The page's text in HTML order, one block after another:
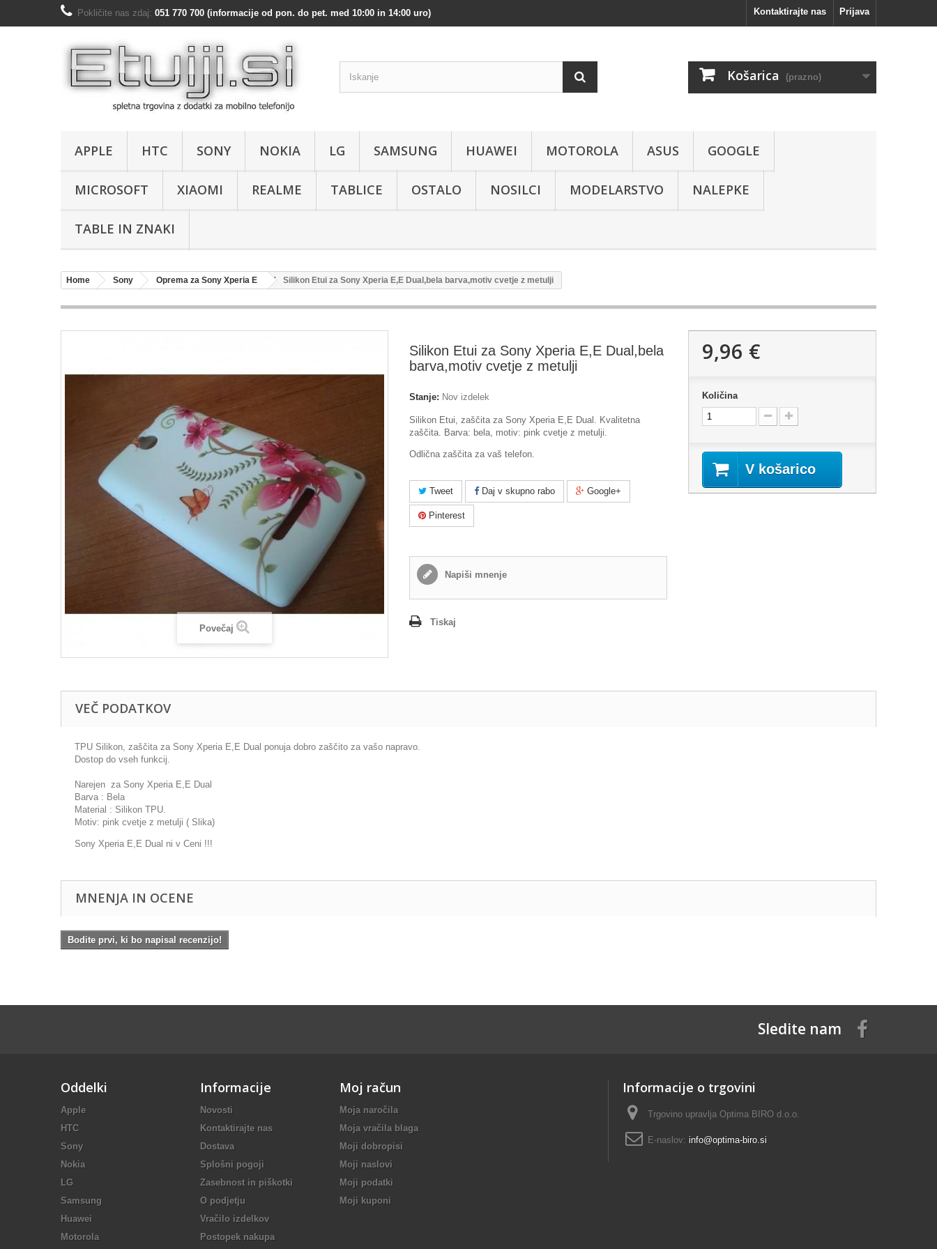
Prijava
Kontaktirajte nas
Pokličite nas zdaj: 051 770 700 (informacije od pon. do pet. med 10:00 in 14:00 uro)
Košarica (prazno)
APPLE HTC SONY NOKIA LG SAMSUNG HUAWEI MOTOROLA ASUS GOOGLE
MICROSOFT XIAOMI REALME TABLICE OSTALO NOSILCI MODELARSTVO NALEPKE
TABLE IN ZNAKI
Home Sony Oprema za Sony Xperia E Silikon Etui za Sony Xperia E,E Dual,bela barva,motiv cvetje z metulji
Povečaj
Silikon Etui za Sony Xperia E,E Dual,bela
barva,motiv cvetje z metulji
Stanje: Nov izdelek
Silikon Etui, zaščita za Sony Xperia E,E Dual. Kvalitetna
zaščita. Barva: bela, motiv: pink cvetje z metulji.
Odlična zaščita za vaš telefon.
Tweet Daj v skupno rabo Google+
Pinterest
Napiši mnenje
Tiskaj
9,96 €
Količina
V košarico
VEČ PODATKOV
TPU Silikon, zaščita za Sony Xperia E,E Dual ponuja dobro zaščito za vašo napravo.
Dostop do vseh funkcij.
Narejen za Sony Xperia E,E Dual
Barva : Bela
Material : Silikon TPU.
Motiv: pink cvetje z metulji ( Slika)
Sony Xperia E,E Dual ni v Ceni !!!
MNENJA IN OCENE
Bodite prvi, ki bo napisal recenzijo!
Sledite nam
Oddelki
Apple
HTC
Sony
Nokia
LG
Samsung
Huawei
Motorola
Informacije
Novosti
Kontaktirajte nas
Dostava
Splošni pogoji
Zasebnost in piškotki
O podjetju
Vračilo izdelkov
Postopek nakupa
Moj račun
Moja naročila
Moja vračila blaga
Moji dobropisi
Moji naslovi
Moji podatki
Moji kuponi
Informacije o trgovini
Trgovino upravlja Optima BIRO d.o.o.
E-naslov: info@optima-biro.si